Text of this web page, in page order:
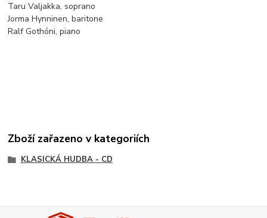
Taru Valjakka, soprano
Jorma Hynninen, baritone
Ralf Gothóni, piano
Zboží zařazeno v kategoriích
KLASICKÁ HUDBA - CD